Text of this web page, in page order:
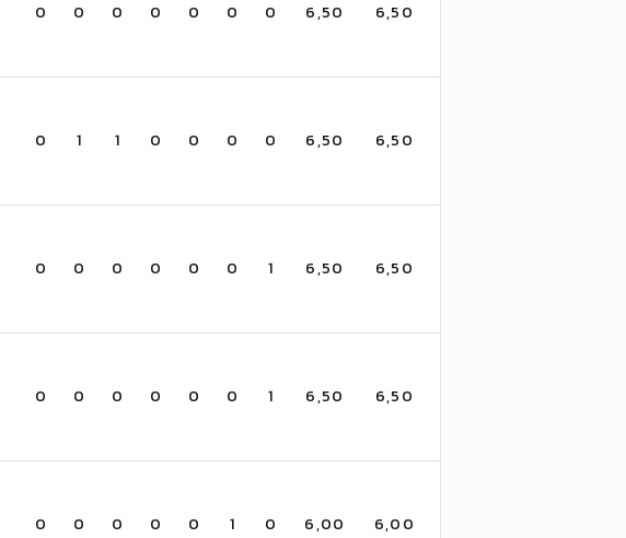
0 0 0 0 0 0 0 6,50 6,50
0 1 1 0 0 0 0 6,50 6,50
0 0 0 0 0 0 1 6,50 6,50
0 0 0 0 0 0 1 6,50 6,50
0 0 0 0 0 1 0 6,00 6,00